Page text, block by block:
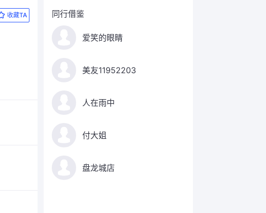
收藏TA 同行借鉴
爱笑的眼睛
美友11952203
人在雨中
付大姐
盘龙城店